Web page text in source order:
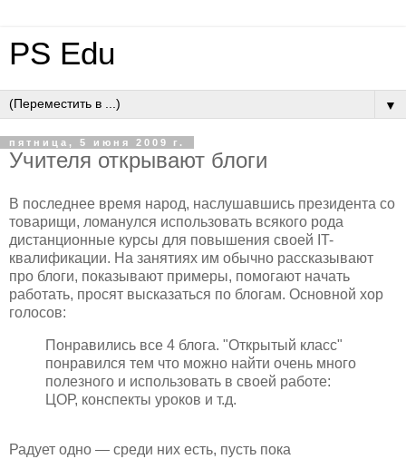
PS Edu
▼
пятница, 5 июня 2009 г.
Учителя открывают блоги
В последнее время народ, наслушавшись президента со
товарищи, ломанулся использовать всякого рода
дистанционные курсы для повышения своей IT-
квалификации. На занятиях им обычно рассказывают
про блоги, показывают примеры, помогают начать
работать, просят высказаться по блогам. Основной хор
голосов:
Понравились все 4 блога. "Открытый класс"
понравился тем что можно найти очень много
полезного и использовать в своей работе:
ЦОР, конспекты уроков и т.д.
Радует одно — среди них есть, пусть пока